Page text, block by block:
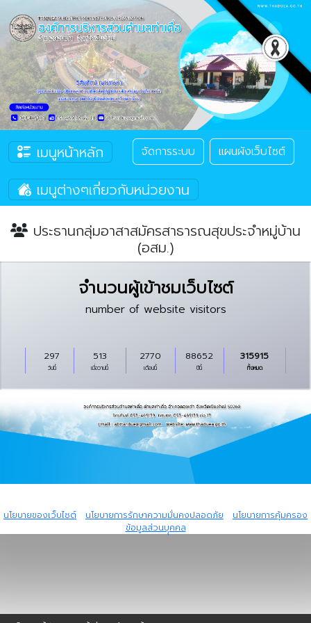
เมนูหน้าหลัก จัดการระบบ แผนผังเว็บไซต์
เมนูต่างๆเกี่ยวกับหน่วยงาน
ประธานกลุ่มอาสาสมัครสาธารณสุขประจำหมู่บ้าน
(อสม.)
จำนวนผู้เข้าชมเว็บไซต์
number of website visitors
วันนี้
297
เมื่อวานนี้
513
เดือนนี้
2770
ปีนี้
88652
ทั้งหมด
315915
นโยบายของเว็บไซต์
นโยบายการรักษาความมั่นคงปลอดภัย
นโยบายการคุ้มครอง
ข้อมูลส่วนบุุคคล